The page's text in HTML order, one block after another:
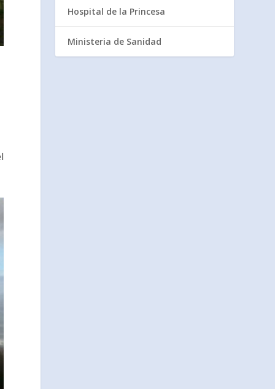
Hospital de la Princesa
Ministeria de Sanidad